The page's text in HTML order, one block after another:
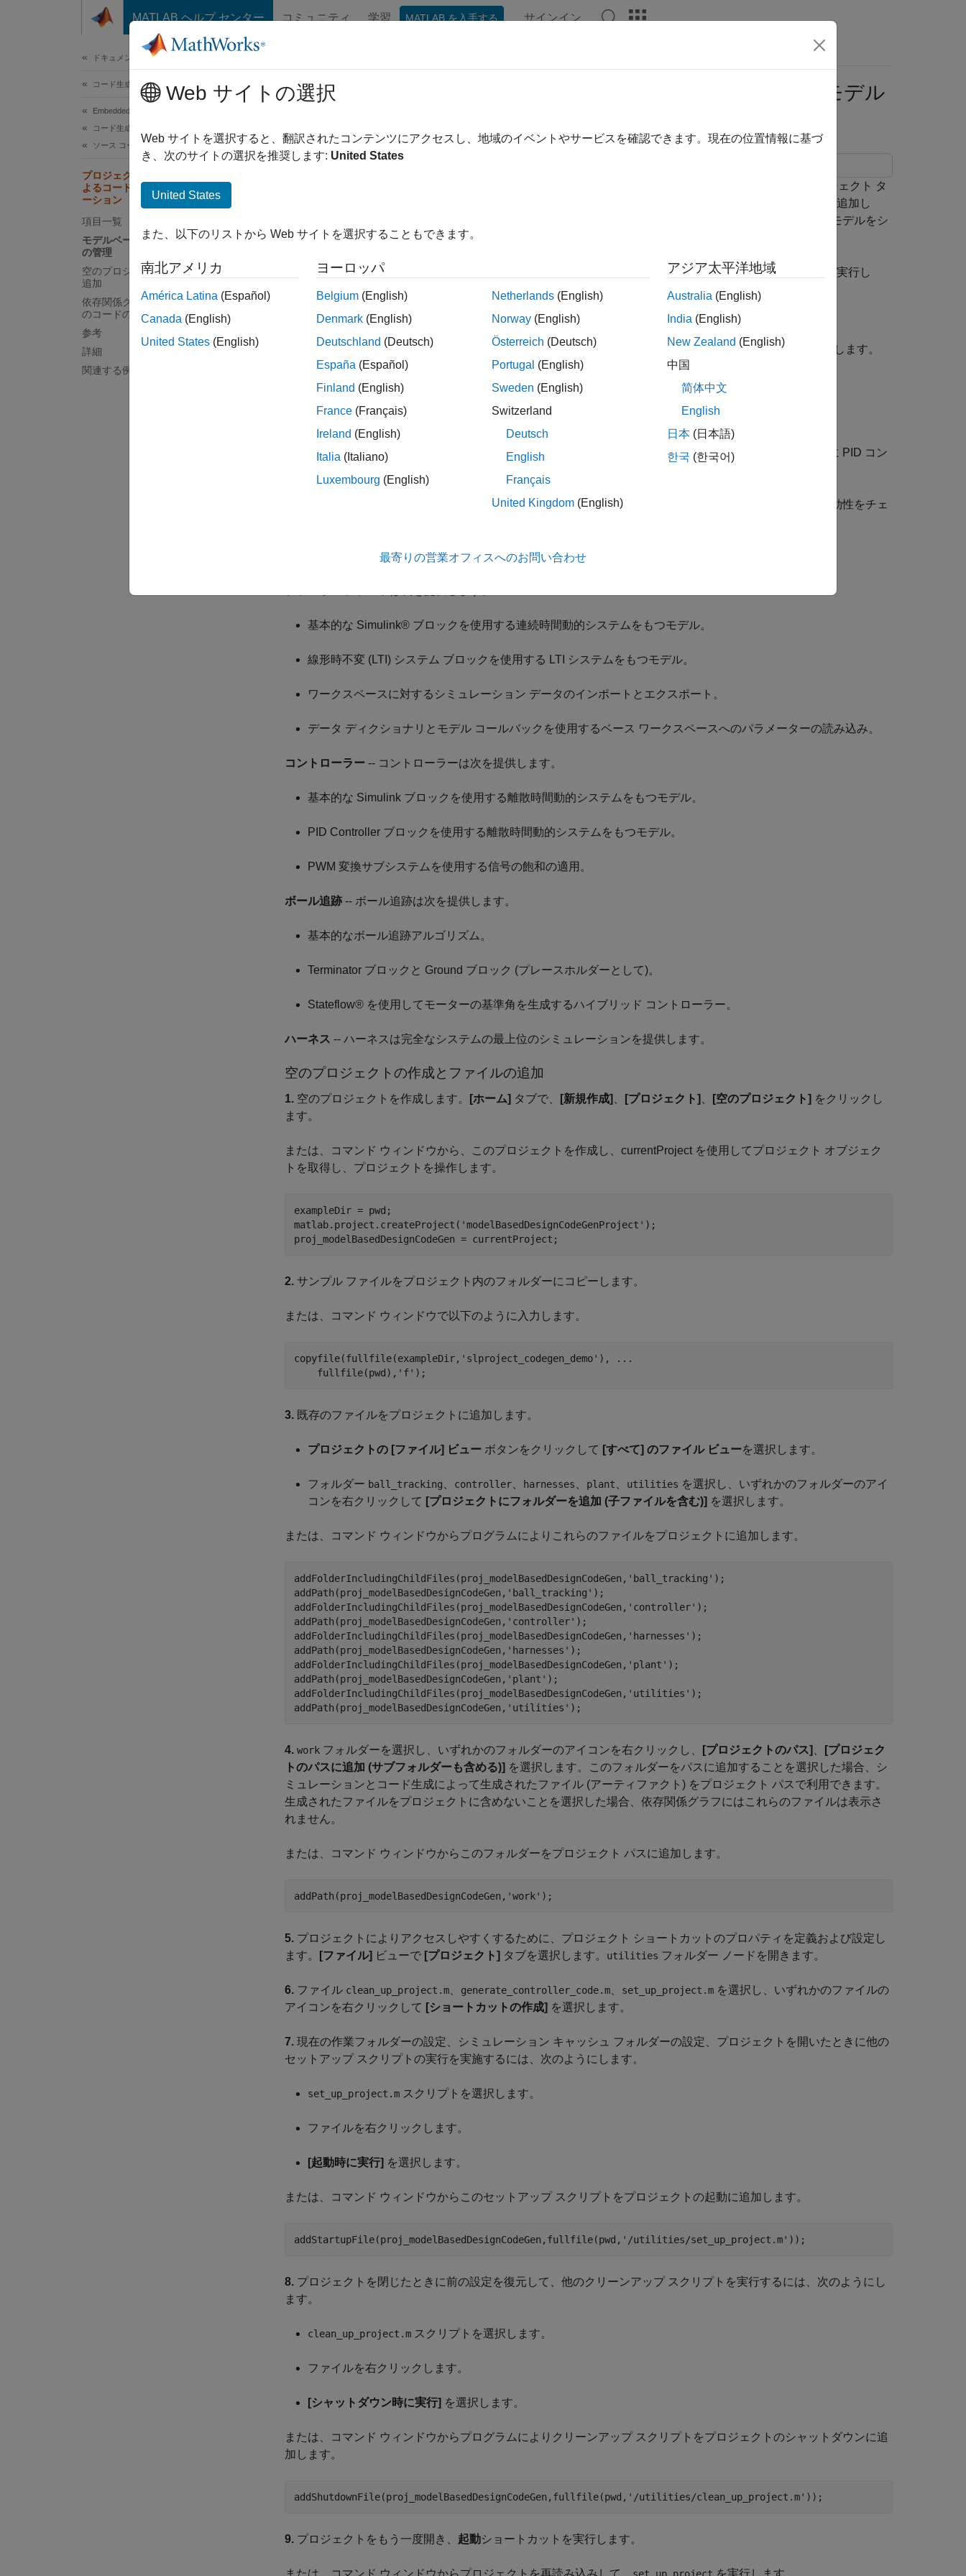
コンテンツへスキップ
MATLAB ヘルプ センター コミュニティ 学習 MATLAB を入手する サインイン
ドキュメンテーションのホーム
コード生成
Embedded Coder
コード生成
ソース コードの生成
プロジェクトを使用したプログラムに
よるコードの生成とモデルのシミュレ
ーション
項目一覧
モデルベース デザイン プロジェクト
の管理
空のプロジェクトの作成とファイルの
追加
依存関係グラフからのコントローラー
のコードの生成
参考
詳細
関連する例
プロジェクトを使用したプログラムによるコードの生成とモデル
この例では、プロジェクト API を使用して新しいプロジェクトを作成し、ファイルを操作するためのプロジェクト タ
スクを自動化する方法を示します。空のプロジェクトをプログラムにより作成し、ファイルとフォルダーを追加し
て、プロジェクト パスを設定し、プロジェクトのショートカットを定義して、コードを生成し、ハーネス モデルをシ
ミュレートする方法を説明します。
プロジェクトにより、ファイルと設定の管理および共有、必要なファイルの検索、ソース管理の対話操作を実行し
て、大規模な設計を整理することができます。
モデルベース デザイン プロジェクトの管理
モデル例は、緑色のボールを追跡する、DC モーターに固定されたカメラを配置するコントローラーを提供します。
MBD アプローチはコントローラー操作のモデル化につながります。
プラントのモデル化: プラントは、回転してカメラを再配置する DC モーターです。
コントローラーのモデル化: 設計では、DC モーターの配置の角度位置に関するフィードバックと一緒に PID コン
高水準なボール追跡スケジューラのモデル化: スケジューラは緑色のボールの位置と基準角の飽和の有効性をチェ
設計およびプロジェクトには次のフォルダーがあります。
基本的な Simulink® ブロックを使用する連続時間動的システムをもつモデル。
線形時不変 (LTI) システム ブロックを使用する LTI システムをもつモデル。
ワークスペースに対するシミュレーション データのインポートとエクスポート。
データ ディクショナリとモデル コールバックを使用するベース ワークスペースへのパラメーターの読み込み。
コントローラー -- コントローラーは次を提供します。
基本的な Simulink ブロックを使用する離散時間動的システムをもつモデル。
PID Controller ブロックを使用する離散時間動的システムをもつモデル。
PWM 変換サブシステムを使用する信号の飽和の適用。
ボール追跡 -- ボール追跡は次を提供します。
基本的なボール追跡アルゴリズム。
Terminator ブロックと Ground ブロック (プレースホルダーとして)。
Stateflow® を使用してモーターの基準角を生成するハイブリッド コントローラー。
ハーネス -- ハーネスは完全なシステムの最上位のシミュレーションを提供します。
空のプロジェクトの作成とファイルの追加
1. 空のプロジェクトを作成します。 [ホーム] タブで、 [新規作成] [プロジェクト] [空のプロジェクト] をクリックし
ます。
または、コマンド ウィンドウから、このプロジェクトを作成し、currentProject を使用してプロジェクト オブジェク
トを取得し、プロジェクトを操作します。
exampleDir = pwd;
matlab.project.createProject( 'modelBasedDesignCodeGenProject' );
proj_modelBasedDesignCodeGen = currentProject;
2. サンプル ファイルをプロジェクト内のフォルダーにコピーします。
または、コマンド ウィンドウで以下のように入力します。
copyfile(fullfile(exampleDir, 'slproject_codegen_demo' ),
...
    fullfile(pwd),
'f' );
3. 既存のファイルをプロジェクトに追加します。
プロジェクトの [ファイル] ビュー ボタンをクリックして [すべて] のファイル ビューを選択します。
フォルダー ball_tracking controller harnesses plant utilities を選択し、いずれかのフォルダーのアイ
コンを右クリックして [プロジェクトにフォルダーを追加 (子ファイルを含む)] を選択します。
または、コマンド ウィンドウからプログラムによりこれらのファイルをプロジェクトに追加します。
addFolderIncludingChildFiles(proj_modelBasedDesignCodeGen, 'ball_tracking' );
addPath(proj_modelBasedDesignCodeGen, 'ball_tracking' );
addFolderIncludingChildFiles(proj_modelBasedDesignCodeGen, 'controller' );
addPath(proj_modelBasedDesignCodeGen, 'controller' );
addFolderIncludingChildFiles(proj_modelBasedDesignCodeGen, 'harnesses' );
addPath(proj_modelBasedDesignCodeGen, 'harnesses' );
addFolderIncludingChildFiles(proj_modelBasedDesignCodeGen, 'plant' );
addPath(proj_modelBasedDesignCodeGen, 'plant' );
addFolderIncludingChildFiles(proj_modelBasedDesignCodeGen, 'utilities' );
addPath(proj_modelBasedDesignCodeGen, 'utilities' );
4. work フォルダーを選択し、いずれかのフォルダーのアイコンを右クリックし、 [プロジェクトのパス]
[プロジェク
トのパスに追加 (サブフォルダーも含める)] を選択します。このフォルダーをパスに追加することを選択した場合、シ
ミュレーションとコード生成によって生成されたファイル (アーティファクト) をプロジェクト パスで利用できます。
生成されたファイルをプロジェクトに含めないことを選択した場合、依存関係グラフにはこれらのファイルは表示さ
れません。
または、コマンド ウィンドウからこのフォルダーをプロジェクト パスに追加します。
addPath(proj_modelBasedDesignCodeGen, 'work' );
5. プロジェクトによりアクセスしやすくするために、プロジェクト ショートカットのプロパティを定義および設定し
ます。
[ファイル] ビューで [プロジェクト] タブを選択します。 utilities フォルダー ノードを開きます。
6. ファイル clean_up_project.m generate_controller_code.m set_up_project.m を選択し、いずれかのファイルの
アイコンを右クリックして [ショートカットの作成] を選択します。
7. 現在の作業フォルダーの設定、シミュレーション キャッシュ フォルダーの設定、プロジェクトを開いたときに他の
セットアップ スクリプトの実行を実施するには、次のようにします。
set_up_project.m スクリプトを選択します。
ファイルを右クリックします。
[起動時に実行] を選択します。
または、コマンド ウィンドウからこのセットアップ スクリプトをプロジェクトの起動に追加します。
addStartupFile(proj_modelBasedDesignCodeGen,fullfile(pwd, '/utilities/set_up_project.m' ));
8. プロジェクトを閉じたときに前の設定を復元して、他のクリーンアップ スクリプトを実行するには、次のようにし
ます。
clean_up_project.m スクリプトを選択します。
ファイルを右クリックします。
[シャットダウン時に実行] を選択します。
または、コマンド ウィンドウからプログラムによりクリーンアップ スクリプトをプロジェクトのシャットダウンに追
加します。
addShutdownFile(proj_modelBasedDesignCodeGen,fullfile(pwd, '/utilities/clean_up_project.m' ));
9. プロジェクトをもう一度開き、 起動ショートカットを実行します。
または、コマンド ウィンドウからプロジェクトを再読み込みして、 を実行します。
Web サイトの選択
Web サイトを選択すると、翻訳されたコンテンツにアクセスし、地域のイベントやサービスを確認できます。現在の位置情報に基づ
き、次のサイトの選択を推奨します: United States
United States
また、以下のリストから Web サイトを選択することもできます。
南北アメリカ
América Latina (Español)
Canada (English)
United States (English)
ヨーロッパ
Belgium (English)
Denmark (English)
Deutschland (Deutsch)
España (Español)
Finland (English)
France (Français)
Ireland (English)
Italia (Italiano)
Luxembourg (English)
Netherlands (English)
Norway (English)
Österreich (Deutsch)
Portugal (English)
Sweden (English)
Switzerland
Deutsch
English
Français
United Kingdom (English)
アジア太平洋地域
Australia (English)
India (English)
New Zealand (English)
中国
简体中文
English
日本 (日本語)
한국 (한국어)
最寄りの営業オフィスへのお問い合わせ